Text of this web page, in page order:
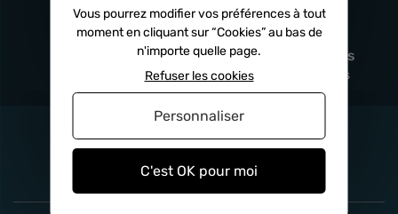
Satisfait
remboursé
Paiement en
x3 fois
Sécurisé, sans frais
Vous pourrez modifier vos préférences à tout
moment en cliquant sur “Cookies” au bas de
n'importe quelle page.
C'est OK pour moi
Refuser les cookies
Personnaliser